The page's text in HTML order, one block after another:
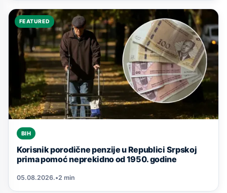
FEATURED
BIH
Korisnik porodične penzije u Republici Srpskoj
prima pomoć neprekidno od 1950. godine
05.08.2026.•2 min